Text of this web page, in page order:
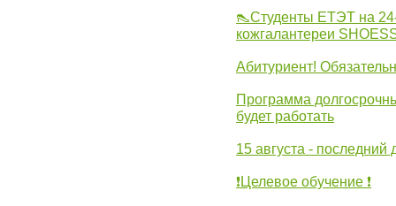
👠Студенты ЕТЭТ на
кожгалантереи
Абитуриент!
Программа
будет работать
15 августа - последний
❗Целевое обучение ❗